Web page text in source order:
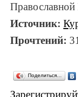
Православной
Источник:
Прочтений:
Поделиться…